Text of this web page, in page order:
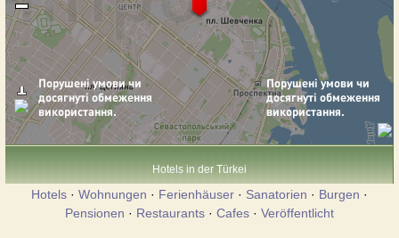
Hotels in der Türkei
Hotels · Wohnungen · Ferienhäuser · Sanatorien · Burgen ·
Pensionen · Restaurants · Cafes · Veröffentlicht